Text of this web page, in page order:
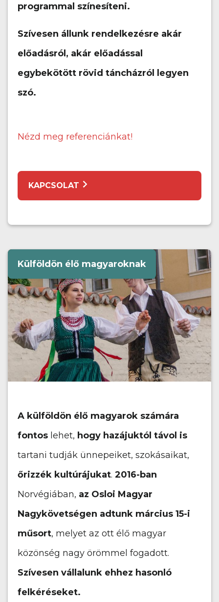
programmal színesíteni.
Szívesen állunk rendelkezésre akár
előadásról, akár előadással
egybekötött rövid táncházról legyen
szó.
Nézd meg referenciánkat!
KAPCSOLAT
Külföldön élő magyaroknak
A külföldön élő magyarok számára
fontos lehet, hogy hazájuktól távol is
tartani tudják ünnepeiket, szokásaikat,
őrizzék kultúrájukat. 2016-ban
Norvégiában, az Osloi Magyar
Nagykövetségen adtunk március 15-i
műsort, melyet az ott élő magyar
közönség nagy örömmel fogadott.
Szívesen vállalunk ehhez hasonló
felkéréseket.